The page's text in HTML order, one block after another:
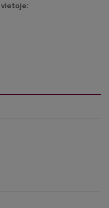
vietoje: